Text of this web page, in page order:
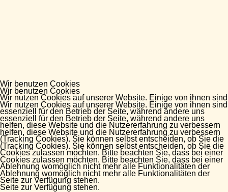
Wir benutzen Cookies
Wir nutzen Cookies auf unserer Website. Einige von ihnen sind
essenziell für den Betrieb der Seite, während andere uns
helfen, diese Website und die Nutzererfahrung zu verbessern
(Tracking Cookies). Sie können selbst entscheiden, ob Sie die
Cookies zulassen möchten. Bitte beachten Sie, dass bei einer
Ablehnung womöglich nicht mehr alle Funktionalitäten der
Seite zur Verfügung stehen.
Wir benutzen Cookies
Wir nutzen Cookies auf unserer Website. Einige von ihnen sind
essenziell für den Betrieb der Seite, während andere uns
helfen, diese Website und die Nutzererfahrung zu verbessern
(Tracking Cookies). Sie können selbst entscheiden, ob Sie die
Cookies zulassen möchten. Bitte beachten Sie, dass bei einer
Ablehnung womöglich nicht mehr alle Funktionalitäten der
Seite zur Verfügung stehen.